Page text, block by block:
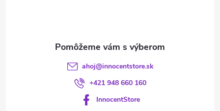
ahoj@innocentstore.sk
+421 948 660 160
InnocentStore